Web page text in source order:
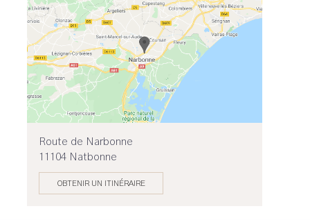
Route de Narbonne
11104 Natbonne
OBTENIR UN ITINÉRAIRE